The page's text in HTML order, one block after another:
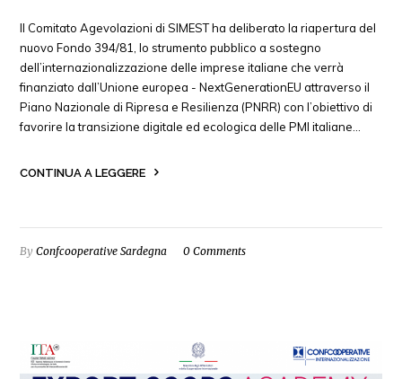
Il Comitato Agevolazioni di SIMEST ha deliberato la riapertura del
nuovo Fondo 394/81, lo strumento pubblico a sostegno
dell’internazionalizzazione delle imprese italiane che verrà
finanziato dall’Unione europea - NextGenerationEU attraverso il
Piano Nazionale di Ripresa e Resilienza (PNRR) con l’obiettivo di
favorire la transizione digitale ed ecologica delle PMI italiane…
CONTINUA A LEGGERE
ByConfcooperative Sardegna 0 Comments